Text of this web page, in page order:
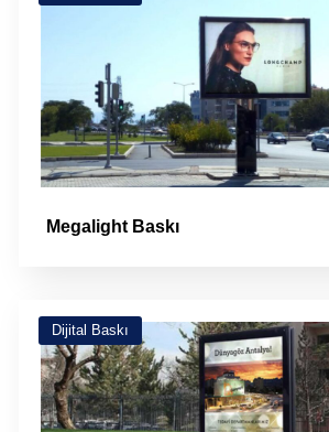
Megalight Baskı
Dijital Baskı